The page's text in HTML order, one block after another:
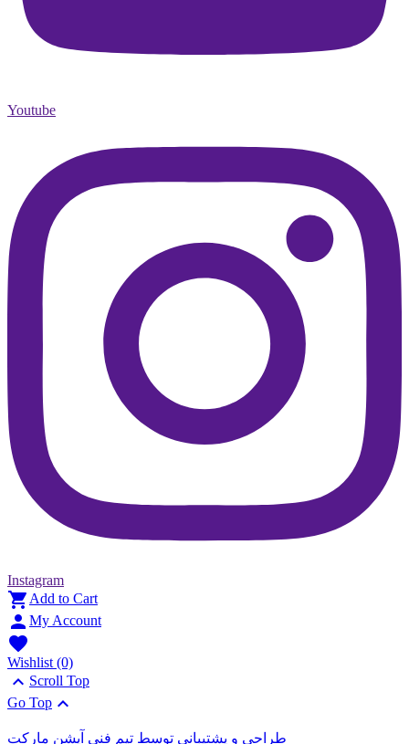
Youtube
Instagram
 Add to Cart
 My Account

Wishlist (0)
 Scroll Top
Go Top 
طراحی و پشتیبانی توسط تیم فنی آپشن مارکت